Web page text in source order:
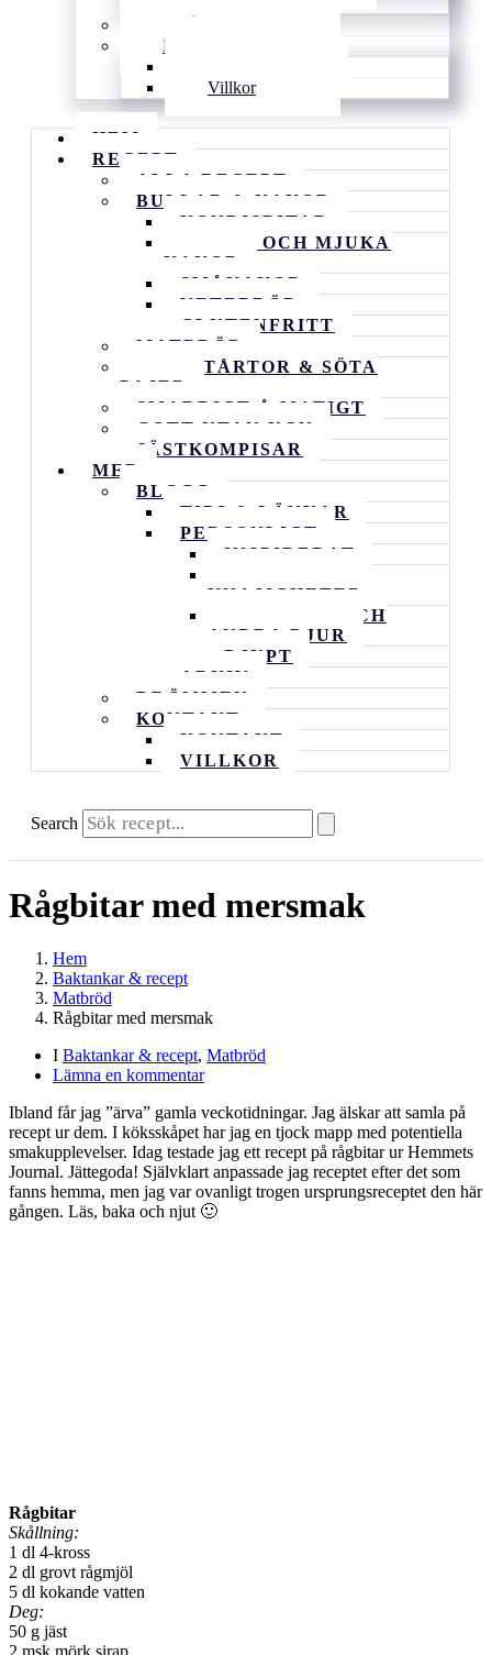
KONTAKT
Villkor
HEM
RECEPT
ALLA RECEPT
BULLAR & KAKOR
KONDISBITAR
RUTOR OCH MJUKA
KAKOR
SMÅKAKOR
VETEBRÖD
GLUTENFRITT
MATBRÖD
GODA TÅRTOR & SÖTA
PAJER
SMARRIGT Å MATIGT
GOTT UTAN UGN
JÄSTKOMPISAR
MER
BLOGG
TIPS & LÄNKAR
PERSONLIGT
INSPIRERAT
KNASIGHETER
FAMILJEN OCH
ANDRA DJUR
DJUPT
ARKIV
DRÖMMEN
KONTAKT
KONTAKT
VILLKOR
Search
Rågbitar med mersmak
Hem
Baktankar & recept
Matbröd
Rågbitar med mersmak
I Baktankar & recept, Matbröd
Lämna en kommentar
Ibland får jag ”ärva” gamla veckotidningar. Jag älskar att samla på
recept ur dem. I köksskåpet har jag en tjock mapp med potentiella
smakupplevelser. Idag testade jag ett recept på rågbitar ur Hemmets
Journal. Jättegoda! Självklart anpassade jag receptet efter det som
fanns hemma, men jag var ovanligt trogen ursprungsreceptet den här
gången. Läs, baka och njut 🙂
Rågbitar
Skållning:
1 dl 4-kross
2 dl grovt rågmjöl
5 dl kokande vatten
Deg:
50 g jäst
2 msk mörk sirap